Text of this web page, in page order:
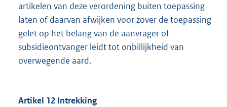
artikelen van deze verordening buiten toepassing
laten of daarvan afwijken voor zover de toepassing
gelet op het belang van de aanvrager of
subsidieontvanger leidt tot onbillijkheid van
overwegende aard.
Artikel 12 Intrekking